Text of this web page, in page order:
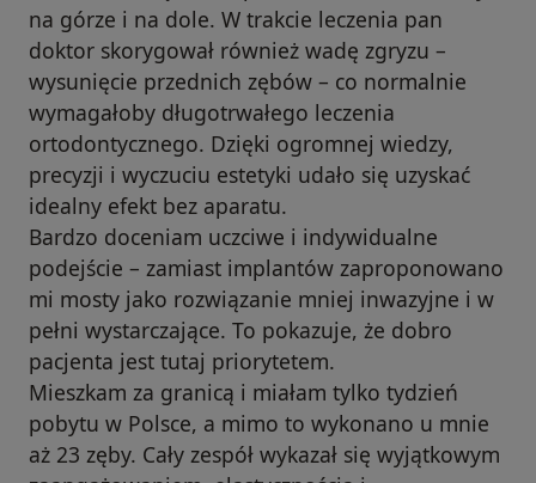
na górze i na dole. W trakcie leczenia pan
doktor skorygował również wadę zgryzu –
wysunięcie przednich zębów – co normalnie
wymagałoby długotrwałego leczenia
ortodontycznego. Dzięki ogromnej wiedzy,
precyzji i wyczuciu estetyki udało się uzyskać
idealny efekt bez aparatu.
Bardzo doceniam uczciwe i indywidualne
podejście – zamiast implantów zaproponowano
mi mosty jako rozwiązanie mniej inwazyjne i w
pełni wystarczające. To pokazuje, że dobro
pacjenta jest tutaj priorytetem.
Mieszkam za granicą i miałam tylko tydzień
pobytu w Polsce, a mimo to wykonano u mnie
aż 23 zęby. Cały zespół wykazał się wyjątkowym